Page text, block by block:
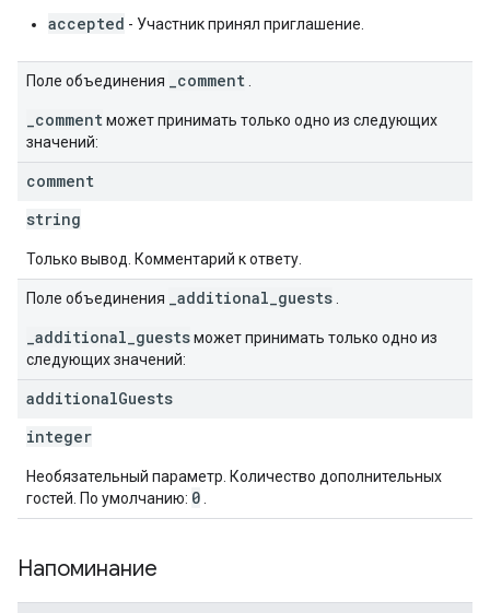
accepted - Участник принял приглашение.
Поле объединения _comment
_commentможет принимать только одно из следующих
значений:
comment
string
Только вывод. Комментарий к ответу.
Поле объединения _additional_guests
_additional_guestsможет принимать только одно из
следующих значений:
additionalGuests
integer
Необязательный параметр. Количество дополнительных
гостей. По умолчанию: 0
Напоминание